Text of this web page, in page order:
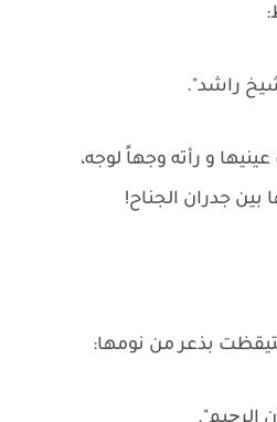
راشد".
و رأته وجهاً لوجه،
جدران الجناح!
بذعر من نومها: